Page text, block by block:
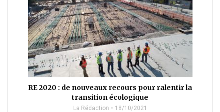
RE 2020 : de nouveaux recours pour ralentir la
transition écologique
La Rédaction 18/10/2021